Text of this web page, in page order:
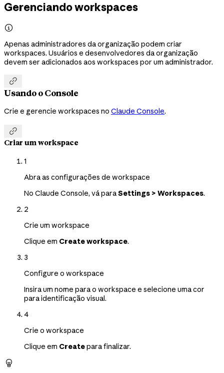
Gerenciando workspaces

Apenas administradores da organização podem criar
workspaces. Usuários e desenvolvedores da organização
devem ser adicionados aos workspaces por um administrador.

Usando o Console
Crie e gerencie workspaces no Claude Console.

Criar um workspace
1
Abra as configurações de workspace
No Claude Console, vá paraSettings > Workspaces.
2
Crie um workspace
Clique em Create workspace.
3
Configure o workspace
Insira um nome para o workspace e selecione uma cor
para identificação visual.
4
Crie o workspace
Clique em Createpara finalizar.
